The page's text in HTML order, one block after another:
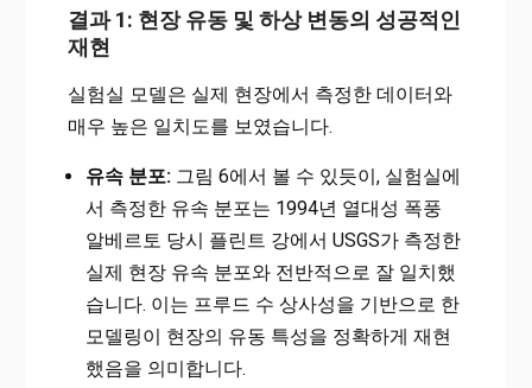
결과 1: 현장 유동 및 하상 변동의 성공적인
재현
실험실 모델은 실제 현장에서 측정한 데이터와
매우 높은 일치도를 보였습니다.
유속 분포:그림 6에서 볼 수 있듯이, 실험실에
서 측정한 유속 분포는 1994년 열대성 폭풍
알베르토 당시 플린트 강에서 USGS가 측정한
실제 현장 유속 분포와 전반적으로 잘 일치했
습니다. 이는 프루드 수 상사성을 기반으로 한
모델링이 현장의 유동 특성을 정확하게 재현
했음을 의미합니다.